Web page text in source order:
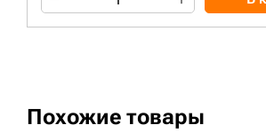
Похожие товары